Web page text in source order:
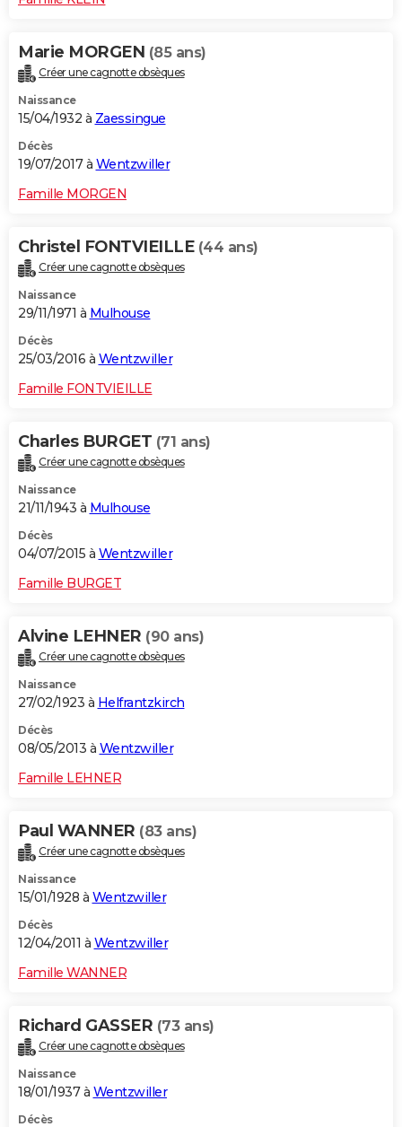
Marie MORGEN (85 ans)
Créer une cagnotte obsèques
Naissance
15/04/1932 à Zaessingue
Décès
19/07/2017 à Wentzwiller
Famille MORGEN
Christel FONTVIEILLE (44 ans)
Créer une cagnotte obsèques
Naissance
29/11/1971 à Mulhouse
Décès
25/03/2016 à Wentzwiller
Famille FONTVIEILLE
Charles BURGET (71 ans)
Créer une cagnotte obsèques
Naissance
21/11/1943 à Mulhouse
Décès
04/07/2015 à Wentzwiller
Famille BURGET
Alvine LEHNER (90 ans)
Créer une cagnotte obsèques
Naissance
27/02/1923 à Helfrantzkirch
Décès
08/05/2013 à Wentzwiller
Famille LEHNER
Paul WANNER (83 ans)
Créer une cagnotte obsèques
Naissance
15/01/1928 à Wentzwiller
Décès
12/04/2011 à Wentzwiller
Famille WANNER
Richard GASSER (73 ans)
Créer une cagnotte obsèques
Naissance
18/01/1937 à Wentzwiller
Décès